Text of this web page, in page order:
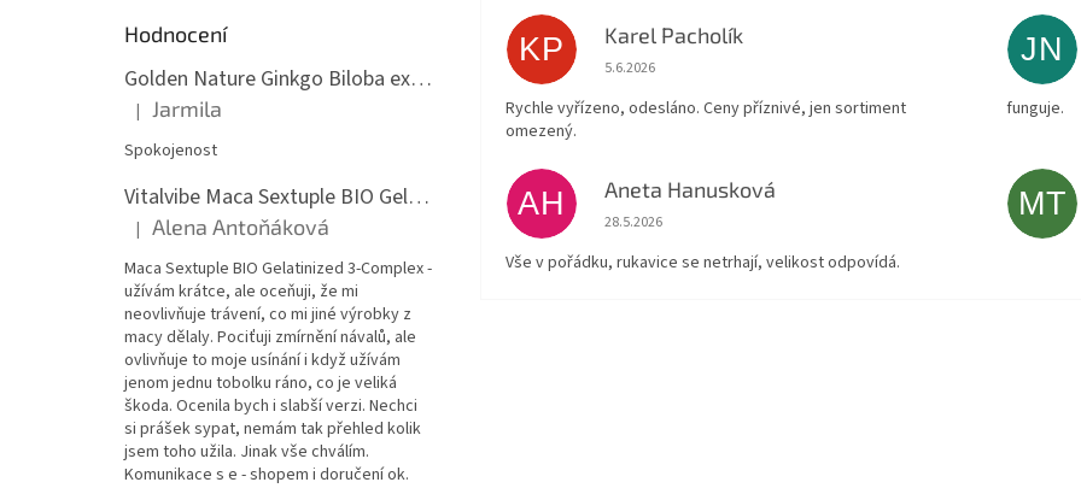
Hodnocení
Golden Nature Ginkgo Biloba extrakt 50:1 60mg, 100 kapslí
Hodnocení produktu je 5 z 5 hvězdiček.
| Jarmila
Spokojenost
Vitalvibe Maca Sextuple BIO Gelatinized 3-Complex, 60 kapslí
Hodnocení produktu je 5 z 5 hvězdiček.
| Alena Antoňáková
Maca Sextuple BIO Gelatinized 3-Complex -
užívám krátce, ale oceňuji, že mi
neovlivňuje trávení, co mi jiné výrobky z
macy dělaly. Pociťuji zmírnění návalů, ale
ovlivňuje to moje usínání i když užívám
jenom jednu tobolku ráno, co je veliká
škoda. Ocenila bych i slabší verzi. Nechci
si prášek sypat, nemám tak přehled kolik
jsem toho užila. Jinak vše chválím.
Komunikace s e - shopem i doručení ok.
KP Karel Pacholík
Hodnocení obchodu je 4 z 5 hvězdiček.
5.6.2026
Rychle vyřízeno, odesláno. Ceny příznivé, jen sortiment
omezený.
JN
funguje.
AH Aneta Hanusková
Hodnocení obchodu je 5 z 5 hvězdiček.
28.5.2026
Vše v pořádku, rukavice se netrhají, velikost odpovídá.
MT